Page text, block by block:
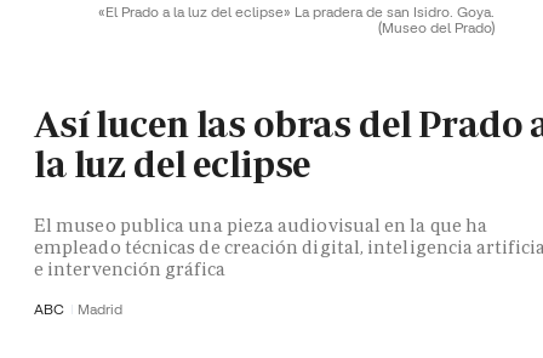
«El Prado a la luz del eclipse» La pradera de san Isidro. Goya.
(Museo del Prado)
Así lucen las obras del Prado
la luz del eclipse
El museo publica una pieza audiovisual en la que ha
empleado técnicas de creación digital, inteligencia
e intervención gráfica
ABC Madrid